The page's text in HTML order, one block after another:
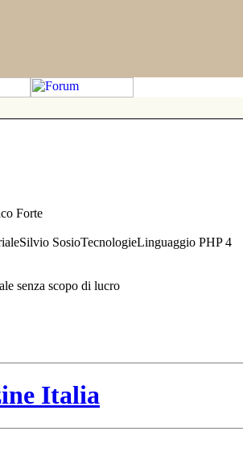
Forte
SosioTecnologieLinguaggio PHP 4
senza scopo di lucro
Italia